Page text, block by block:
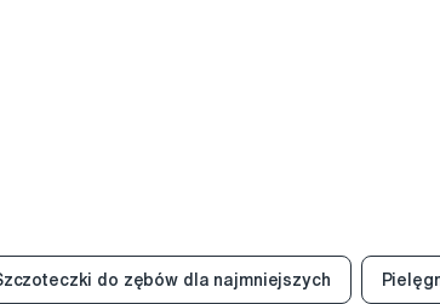
do zębów dla najmniejszych